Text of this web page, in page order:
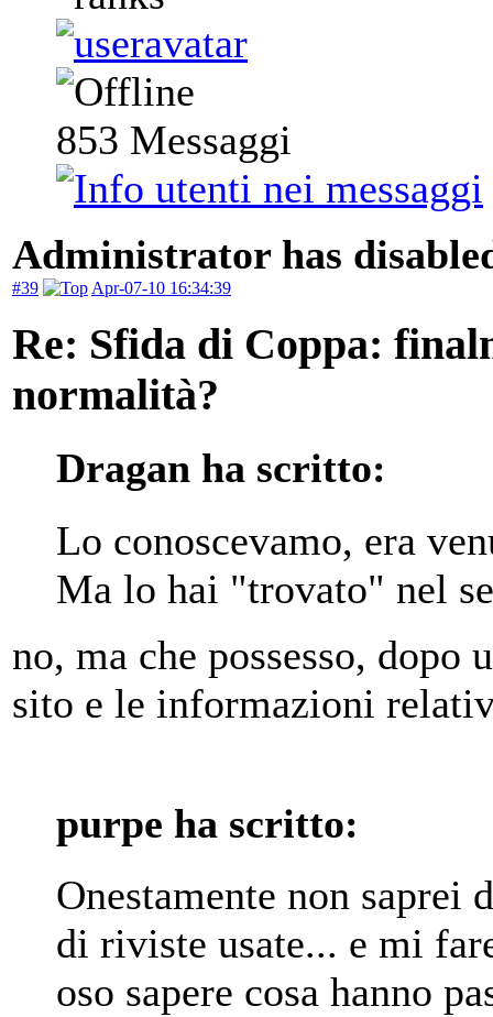
853 Messaggi
Administrator has
#39 Apr-07-10 16:34:39
Re: Sfida di Coppa:
normalità?
Dragan ha scritto:
Lo conoscevamo, era
Ma lo hai "trovato" nel
no, ma che possesso,
sito e le informazioni
purpe ha scritto:
Onestamente non saprei
di riviste usate... e mi
oso sapere cosa hanno